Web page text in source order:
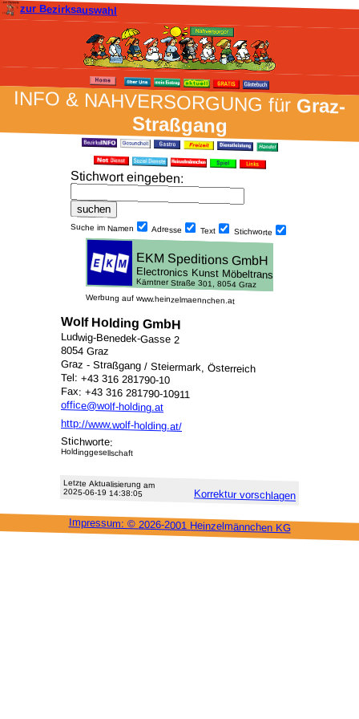
zur Bezirksauswahl
INFO & NAH­VER­SORG­UNG fürGraz-
Straßgang
Stich­wort ein­geben:
Suche im Namen Adresse Text Stich­worte
Werbung auf www.heinzelmaennchen.at
Wolf Holding GmbH
Ludwig-Benedek-Gasse 2
8054 Graz
Graz - Straßgang / Steiermark, Österreich
Tel: +43 316 281790-10
Fax: +43 316 281790-10911
office@wolf-holding.at
http://www.wolf-holding.at/
Stichworte:
Holdinggesellschaft
Letzte Aktu­alisie­rung am
2025-06-19 14:38:05 Korrektur vor­schlagen
Impressum: © 2026-2001 Heinzel­männchen KG